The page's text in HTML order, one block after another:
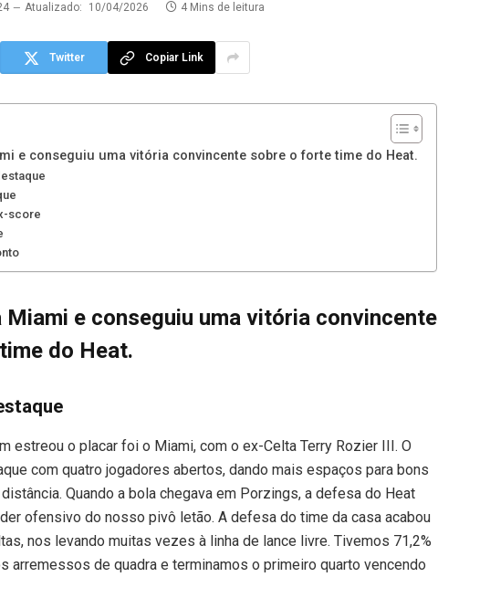
Atualizado: 10/04/2026 4 Mins de leitura
Twitter Copiar Link
e conseguiu uma vitória convincente sobre o forte time do Heat.
score
Miami e conseguiu uma vitória convincente
do Heat.
estreou o placar foi o Miami, com o ex-Celta Terry Rozier III. O
com quatro jogadores abertos, dando mais espaços para bons
Quando a bola chegava em Porzings, a defesa do Heat
ofensivo do nosso pivô letão. A defesa do time da casa acabou
nos levando muitas vezes à linha de lance livre. Tivemos 71,2%
arremessos de quadra e terminamos o primeiro quarto vencendo